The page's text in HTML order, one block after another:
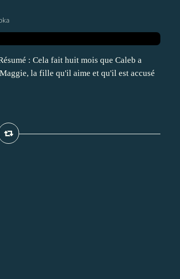
: Cela fait huit mois que Caleb a
la fille qu'il aime et qu'il est accusé